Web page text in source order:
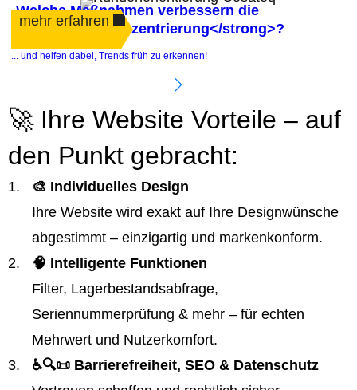
Welche Maßnahmen verbessern die
<strong>Kundenzentrierung</strong>?
mehr erfahren
... und helfen dabei, Trends früh zu erkennen!
🚀 Ihre Website Vorteile – auf
den Punkt gebracht:
🎨 Individuelles Design
Ihre Website wird exakt auf Ihre Designwünsche
abgestimmt – einzigartig und markenkonform.
🧠 Intelligente Funktionen
Filter, Lagerbestandsabfrage,
Seriennummerprüfung & mehr – für echten
Mehrwert und Nutzerkomfort.
♿️🔍📜 Barrierefreiheit, SEO & Datenschutz